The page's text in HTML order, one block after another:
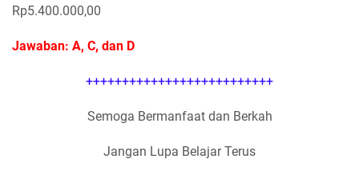
Rp5.400.000,00
Jawaban: A, C, dan D
++++++++++++++++++++++++++
Semoga Bermanfaat dan Berkah
Jangan Lupa Belajar Terus